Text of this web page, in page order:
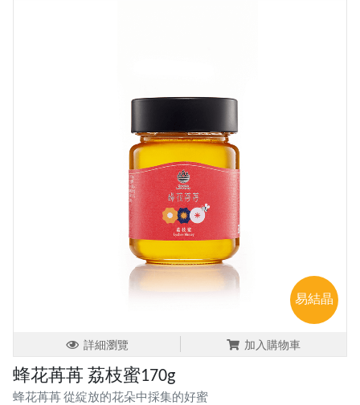
易結晶
詳細瀏覽 加入購物車
蜂花苒苒 荔枝蜜170g
蜂花苒苒 從綻放的花朵中採集的好蜜